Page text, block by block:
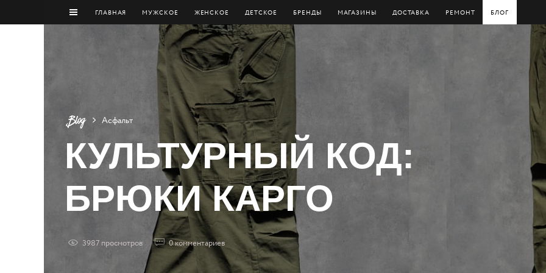
ГЛАВНАЯ МУЖCКОЕ ЖЕНСКОЕ ДЕТСКОЕ БРЕНДЫ МАГАЗИНЫ ДОСТАВКА РЕМОНТ БЛОГ
Асфальт
КУЛЬТУРНЫЙ КОД:
БРЮКИ КАРГО
3987 просмотров 0комментариев